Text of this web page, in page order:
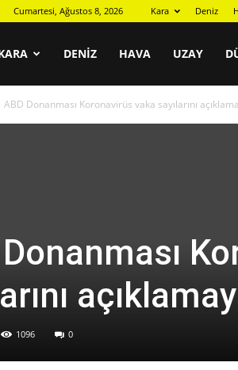
Cumartesi, Ağustos 8, 2026 Kara Deniz
DENIZ HAVA UZAY
ABD Donanması Koronavirüs vaka sayılarını
1096 0